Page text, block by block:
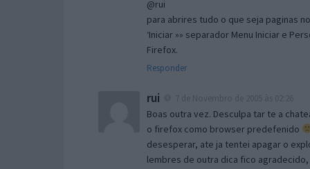
@rui
para abrires tudo o que seja paginas
‘Iniciar »» separador Menu Iniciar e
Firefox.
Responder
rui
Boas outra vez. Desculpa tar te a
o firefox como browser predefenido
desesperar, ate ja tentei apagar o
lembres de outra dica fico